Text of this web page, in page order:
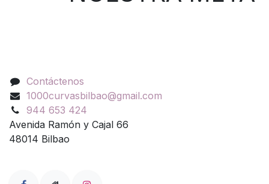
Contáctenos
1000curvasbilbao@gmail.com
944 653 424
Avenida Ramón y Cajal 66
48014 Bilbao